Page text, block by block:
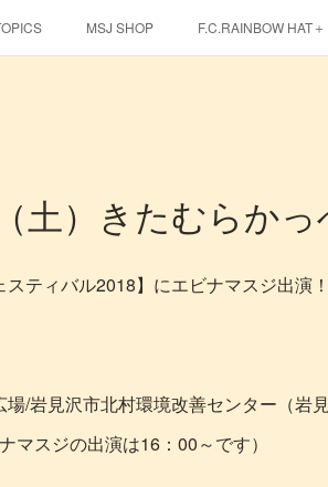
MSJ SHOP F.C.RAINBOW HAT＋
）きたむらかっ
スティバル2018】にエビナマスジ出演
/岩見沢市北村環境改善センター（岩
マスジの出演は16：00～です）